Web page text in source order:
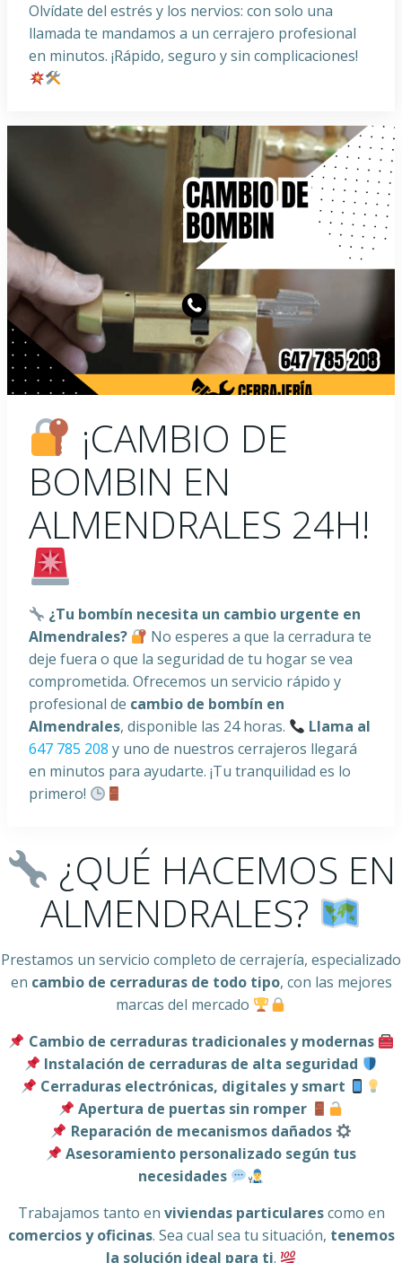
Olvídate del estrés y los nervios: con solo una
llamada te mandamos a un cerrajero profesional
en minutos. ¡Rápido, seguro y sin complicaciones!
¡CAMBIO DE
BOMBIN EN
ALMENDRALES 24H!
¿Tu bombín necesita un cambio urgente en
Almendrales?
No esperes a que la cerradura te
deje fuera o que la seguridad de tu hogar se vea
comprometida. Ofrecemos un servicio rápido y
profesional de cambio de bombín en
Almendrales, disponible las 24 horas.
Llama al
647 785 208 y uno de nuestros cerrajeros llegará
en minutos para ayudarte. ¡Tu tranquilidad es lo
primero!
¿QUÉ HACEMOS EN
ALMENDRALES?
Prestamos un servicio completo de cerrajería, especializado
en cambio de cerraduras de todo tipo, con las mejores
marcas del mercado
Cambio de cerraduras tradicionales y modernas
Instalación de cerraduras de alta seguridad
Cerraduras electrónicas, digitales y smart
Apertura de puertas sin romper
Reparación de mecanismos dañados
Asesoramiento personalizado según tus
necesidades
Trabajamos tanto en viviendas particularescomo en
comercios y oficinas. Sea cual sea tu situación, tenemos
la solución ideal para ti.